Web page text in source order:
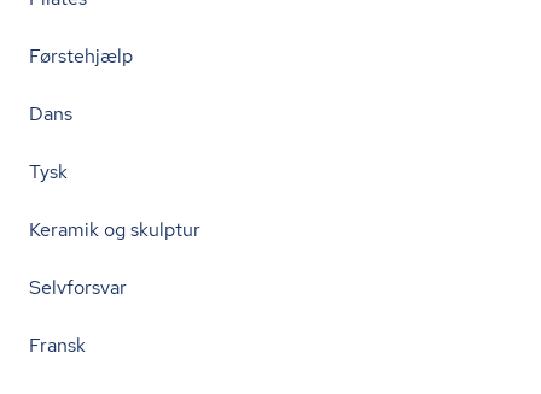
Førstehjælp
Dans
Tysk
Keramik og skulptur
Selvforsvar
Fransk